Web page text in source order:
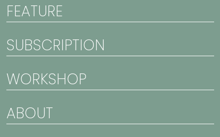
FEATURE
SUBSCRIPTION
WORKSHOP
ABOUT